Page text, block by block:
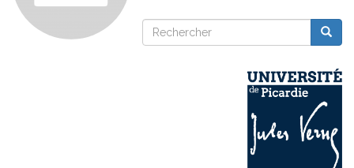
Rechercher
Rechercher